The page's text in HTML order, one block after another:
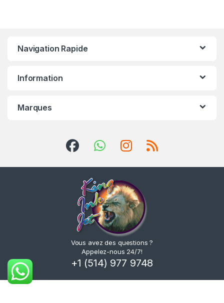
Navigation Rapide
Information
Marques
Vous avez des questions ?
Appelez-nous 24/7!
+1 (514) 977 9748